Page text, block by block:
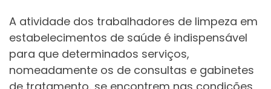
A atividade dos trabalhadores de limpeza em
estabelecimentos de saúde é indispensável
para que determinados serviços,
nomeadamente os de consultas e gabinetes